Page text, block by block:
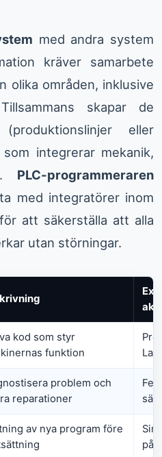
med andra system
kräver samarbete
olika områden, inklusive
skapar de
eller
integrerar mekanik,
PLC-programmeraren
med integratörer inom
att säkerställa att alla
utan störningar.
kod som styr
funktion
problem och
reparationer
av nya program före
på